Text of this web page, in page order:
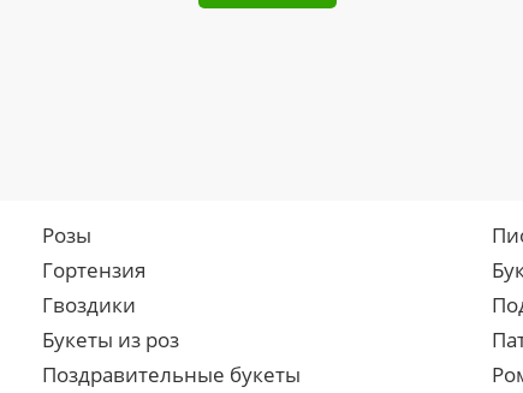
Розы
Гортензия
Гвоздики
Букеты из роз
Поздравительные букеты